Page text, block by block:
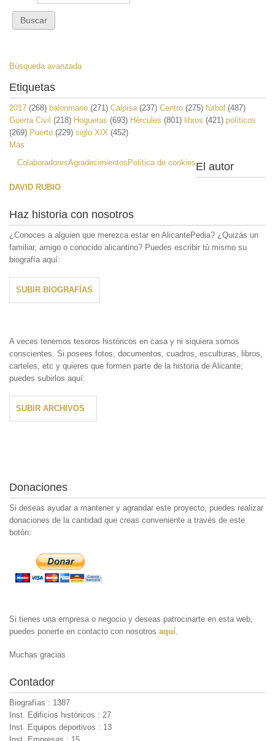
Búsqueda avanzada
Etiquetas
2017 (268) balonmano (271) Calpisa(237) Centro (275) fútbol (487)
Guerra Civil (218) Hogueras (693) Hércules (801) libros (421) políticos
(269) Puerto (229) siglo XIX (452)
Más
ColaboradoresAgradecimientosPolítica de cookiesEl autor
DAVID RUBIO
Haz historia con nosotros
¿Conoces a alguien que merezca estar en AlicantePedia? ¿Quizás un
familiar, amigo o conocido alicantino? Puedes escribir tú mismo su
biografía aquí:
SUBIR BIOGRAFÍAS
A veces tenemos tesoros históricos en casa y ni siquiera somos
conscientes. Si posees fotos, documentos, cuadros, esculturas, libros,
carteles, etc y quieres que formen parte de la historia de Alicante;
puedes subirlos aquí:
SUBIR ARCHIVOS
Donaciones
Si deseas ayudar a mantener y agrandar este proyecto, puedes realizar
donaciones de la cantidad que creas conveniente a través de este
botón:
Si tienes una empresa o negocio y deseas patrocinarte en esta web,
puedes ponerte en contacto con nosotros aquí
Muchas gracias
Contador
Biografías : 1387
Inst. Edificios históricos : 27
Inst. Equipos deportivos : 13